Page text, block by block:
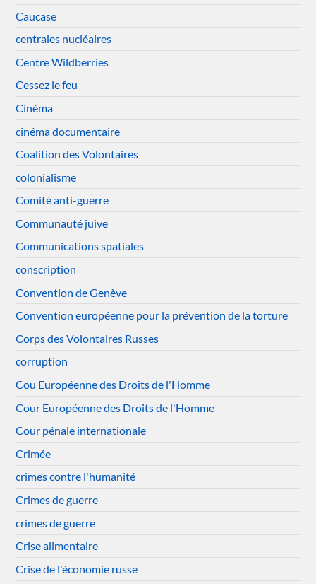
Caucase
centrales nucléaires
Centre Wildberries
Cessez le feu
Cinéma
cinéma documentaire
Coalition des Volontaires
colonialisme
Comité anti-guerre
Communauté juive
Communications spatiales
conscription
Convention de Genève
Convention européenne pour la prévention de la torture
Corps des Volontaires Russes
corruption
Cou Européenne des Droits de l'Homme
Cour Européenne des Droits de l'Homme
Cour pénale internationale
Crimée
crimes contre l'humanité
Crimes de guerre
crimes de guerre
Crise alimentaire
Crise de l'économie russe